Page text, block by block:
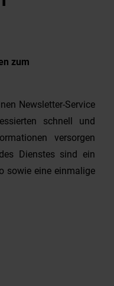
zum
Newsletter-Service
schnell und
versorgen
Dienstes sind ein
sowie eine einmalige